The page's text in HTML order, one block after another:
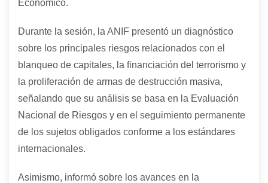
Económico.
Durante la sesión, la ANIF presentó un diagnóstico
sobre los principales riesgos relacionados con el
blanqueo de capitales, la financiación del terrorismo y
la proliferación de armas de destrucción masiva,
señalando que su análisis se basa en la Evaluación
Nacional de Riesgos y en el seguimiento permanente
de los sujetos obligados conforme a los estándares
internacionales.
Asimismo, informó sobre los avances en la